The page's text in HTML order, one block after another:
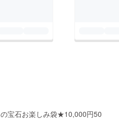
宝石お楽しみ袋★10,000円50